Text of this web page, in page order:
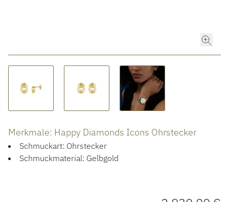
ACCESSOIRES
Merkmale: Happy Diamonds Icons Ohrstecker
Schmuckart: Ohrstecker
Schmuckmaterial: Gelbgold